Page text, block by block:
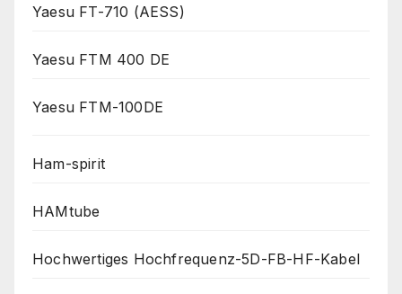
Yaesu FT-710 (AESS)
Yaesu FTM 400 DE
Yaesu FTM-100DE
Ham-spirit
HAMtube
Hochwertiges Hochfrequenz-5D-FB-HF-Kabel